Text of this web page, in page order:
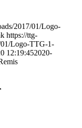
2017/01/Logo-
https://ttg-
01/Logo-TTG-1-
12:19:452020-